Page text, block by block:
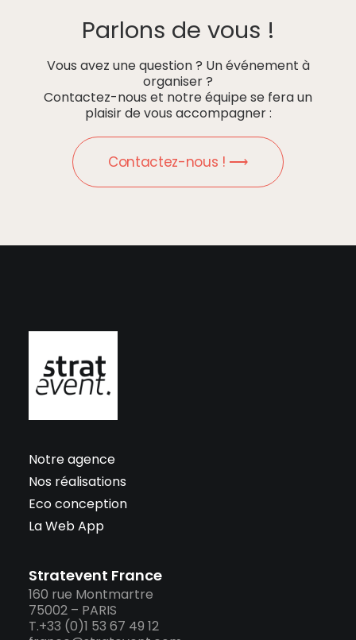
Parlons de vous !
Vous avez une question ? Un événement à
organiser ?
Contactez-nous et notre équipe se fera un
plaisir de vous accompagner :
Contactez-nous ! ⟶
Notre agence
Nos réalisations
Eco conception
La Web App
Stratevent France
160 rue Montmartre
75002 – PARIS
T.+33 (0)1 53 67 49 12